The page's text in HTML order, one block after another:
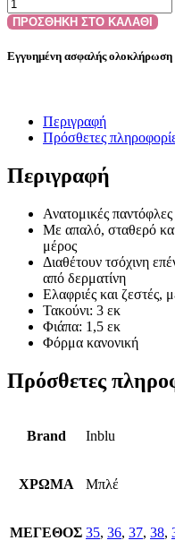
ΠΡΟΣΘΗΚΗ ΣΤΟ ΚΑΛΑΘΙ
Εγγυημένη ασφαλής ολοκλήρωση
Περιγραφή
Πρόσθετες
Περιγραφή
Ανατομικές
Με απαλό, σταθερό
μέρος
Διαθέτουν τσόχινη
από δερματίνη
Ελαφριές και ζεστές,
Τακούνι: 3 εκ
Φιάπα: 1,5 εκ
Φόρμα κανονική
Πρόσθετες
Brand Inblu
ΧΡΩΜΑ Μπλέ
ΜΕΓΕΘΟΣ 35, 36, 37, 38,